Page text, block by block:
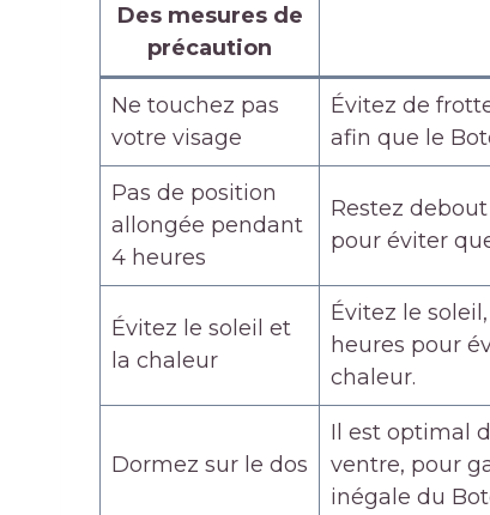
Des mesures de
précaution
Ne touchez pas
votre visage
Évitez de
afin que le
Pas de position
allongée pendant
4 heures
Restez
pour éviter
Évitez le soleil et
la chaleur
Évitez le
heures pour
chaleur.
Dormez sur le dos
Il est optimal
ventre, pour
inégale du